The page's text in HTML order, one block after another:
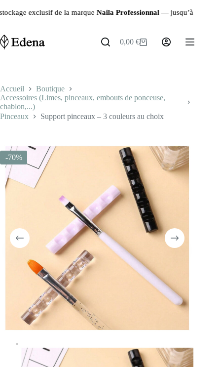
au
de la marqueNaila Professionnal— jusqu’à-90%sur les
Panier
0,00€
Accueil
Boutique
Accessoires (Limes, pinceaux, embouts de ponceuse,
chablon,...)
Pinceaux
Support pinceaux – 3 couleurs au choix
-70%